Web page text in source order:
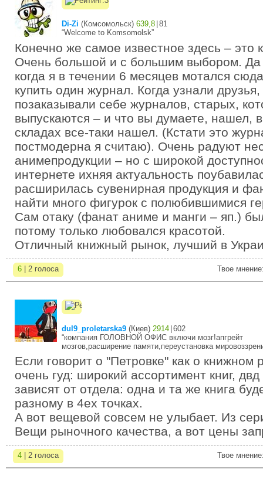
Di-Zi (Комсомольск) 639,8 81
“Welcome to Komsomolsk”
Конечно же самое известное здесь – это
Очень большой и с большим выбором. Да
когда я в течении 6 месяцев мотался
купить один журнал. Когда узнали
позаказывали себе журналов, старых,
выпускаются – и что вы думаете, нашел,
складах все-таки нашел. (Кстати это
постмодерна я считаю). Очень радуют
анимепродукции – но с широкой
интернете ихняя актуальность
расширилась сувенирная продукция и
найти много фигурок с полюбившимися
Сам отаку (фанат аниме и манги – яп.)
потому только любовался красотой.
Отличный книжный рынок, лучший в
6 | 2 голоса Твое
dul9_proletarska9 (Киев) 2914 602
“компания ГОЛОВНОЙ ОФИС включи мозг!апгрейт
мозгов,расширение памяти,переустановка
Если говорит о "Петровке" как о книжном
очень гуд: широкий ассортимент книг,
зависят от отдела: одна и та же книга
разному в 4ех точках.
А вот вещевой совсем не улыбает. Из
Вещи рыночного качества, а вот цены
4 | 2 голоса Твое